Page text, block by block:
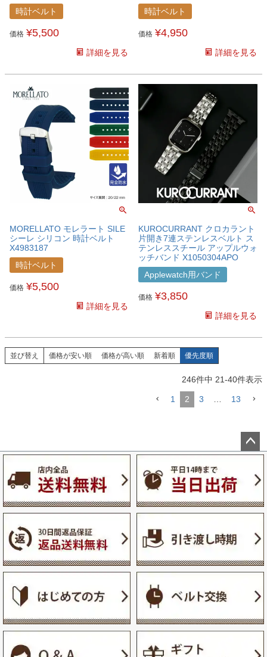
時計ベルト
価格 ¥5,500
詳細を見る
時計ベルト
価格 ¥4,950
詳細を見る
MORELLATO モレラート SILE
シーレ シリコン 時計ベルト
X4983187
時計ベルト
価格 ¥5,500
詳細を見る
KUROCURRANT クロカラント
片開き7連ステンレスベルト ス
テンレススチール アップルウォ
ッチバンド X1050304APO
Applewatch用バンド
価格 ¥3,850
詳細を見る
並び替え 価格が安い順 価格が高い順 新着順 優先度順
246件中 21-40件表示
1 2 3 13
ペー
ップ